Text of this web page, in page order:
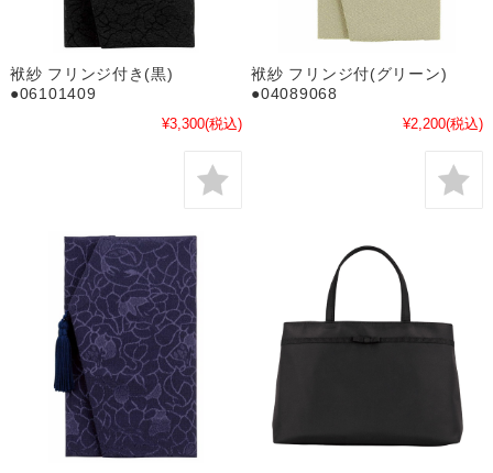
袱紗 フリンジ付き(黒)
●06101409
¥3,300(税込)
袱紗 フリンジ付(グリーン)
●04089068
¥2,200(税込)